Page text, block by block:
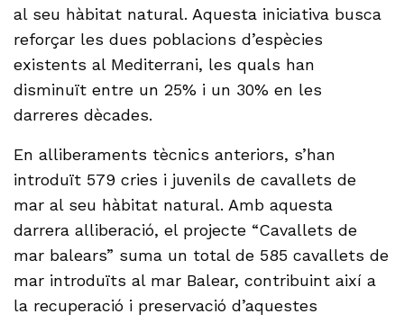
al seu hàbitat natural. Aquesta iniciativa busca
reforçar les dues poblacions d’espècies
existents al Mediterrani, les quals han
disminuït entre un 25% i un 30% en les
darreres dècades.
En alliberaments tècnics anteriors, s’han
introduït 579 cries i juvenils de cavallets de
mar al seu hàbitat natural. Amb aquesta
darrera alliberació, el projecte “Cavallets de
mar balears” suma un total de 585 cavallets de
mar introduïts al mar Balear, contribuint així a
la recuperació i preservació d’aquestes